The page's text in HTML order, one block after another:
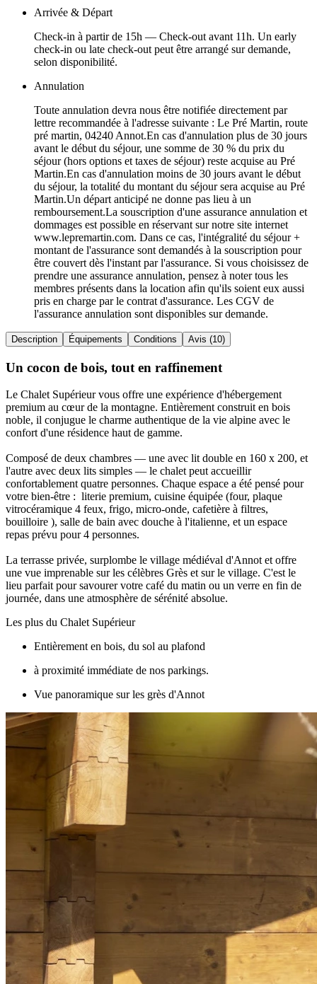
Arrivée & Départ
Check-in à partir de 15h — Check-out avant 11h. Un early
check-in ou late check-out peut être arrangé sur demande,
selon disponibilité.
Annulation
Toute annulation devra nous être notifiée directement par
lettre recommandée à l'adresse suivante : Le Pré Martin, route
pré martin, 04240 Annot.En cas d'annulation plus de 30 jours
avant le début du séjour, une somme de 30 % du prix du
séjour (hors options et taxes de séjour) reste acquise au Pré
Martin.En cas d'annulation moins de 30 jours avant le début
du séjour, la totalité du montant du séjour sera acquise au Pré
Martin.Un départ anticipé ne donne pas lieu à un
remboursement.La souscription d'une assurance annulation et
dommages est possible en réservant sur notre site internet
www.lepremartin.com. Dans ce cas, l'intégralité du séjour +
montant de l'assurance sont demandés à la souscription pour
être couvert dès l'instant par l'assurance. Si vous choisissez de
prendre une assurance annulation, pensez à noter tous les
membres présents dans la location afin qu'ils soient eux aussi
pris en charge par le contrat d'assurance. Les CGV de
l'assurance annulation sont disponibles sur demande.
Description Équipements Conditions Avis (10)
Un cocon de bois, tout en raffinement
Le Chalet Supérieur vous offre une expérience d'hébergement
premium au cœur de la montagne. Entièrement construit en bois
noble, il conjugue le charme authentique de la vie alpine avec le
confort d'une résidence haut de gamme.
Composé de deux chambres — une avec lit double en 160 x 200, et
l'autre avec deux lits simples — le chalet peut accueillir
confortablement quatre personnes. Chaque espace a été pensé pour
votre bien-être : literie premium, cuisine équipée (four, plaque
vitrocéramique 4 feux, frigo, micro-onde, cafetière à filtres,
bouilloire ), salle de bain avec douche à l'italienne, et un espace
repas prévu pour 4 personnes.
La terrasse privée, surplombe le village médiéval d'Annot et offre
une vue imprenable sur les célèbres Grès et sur le village. C'est le
lieu parfait pour savourer votre café du matin ou un verre en fin de
journée, dans une atmosphère de sérénité absolue.
Les plus du Chalet Supérieur
Entièrement en bois, du sol au plafond
à proximité immédiate de nos parkings.
Vue panoramique sur les grès d'Annot